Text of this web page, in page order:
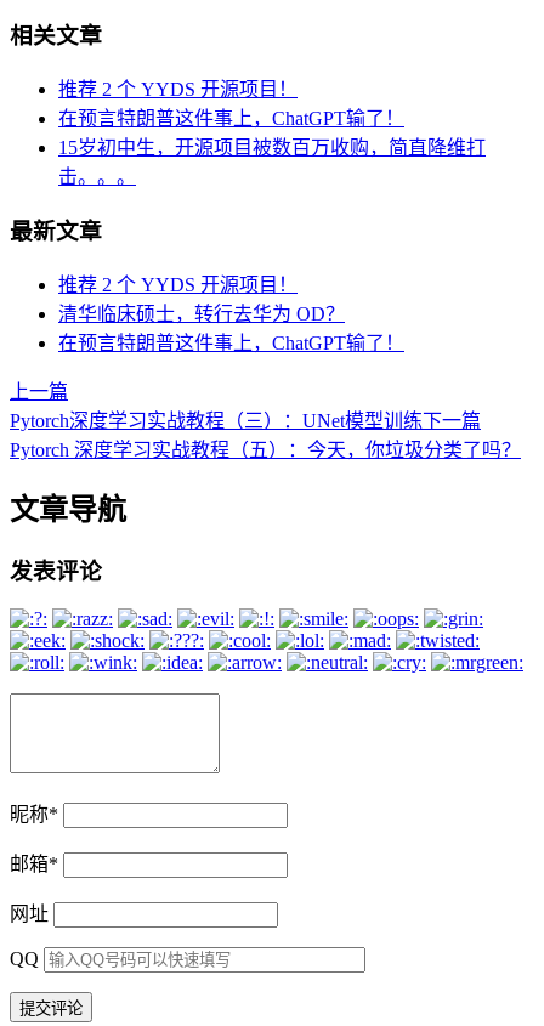
相关文章
推荐 2 个 YYDS 开源项目！
在预言特朗普这件事上，ChatGPT输了！
15岁初中生，开源项目被数百万收购，简直降维打
击。。。
最新文章
推荐 2 个 YYDS 开源项目！
清华临床硕士，转行去华为 OD？
在预言特朗普这件事上，ChatGPT输了！
上一篇
Pytorch深度学习实战教程（三）：UNet模型训练下一篇
Pytorch 深度学习实战教程（五）：今天，你垃圾分类了吗？
文章导航
发表评论
昵称*
邮箱*
网址
QQ